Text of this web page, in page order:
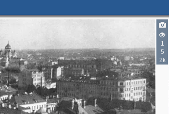
1
5
2k
13
15
2
6